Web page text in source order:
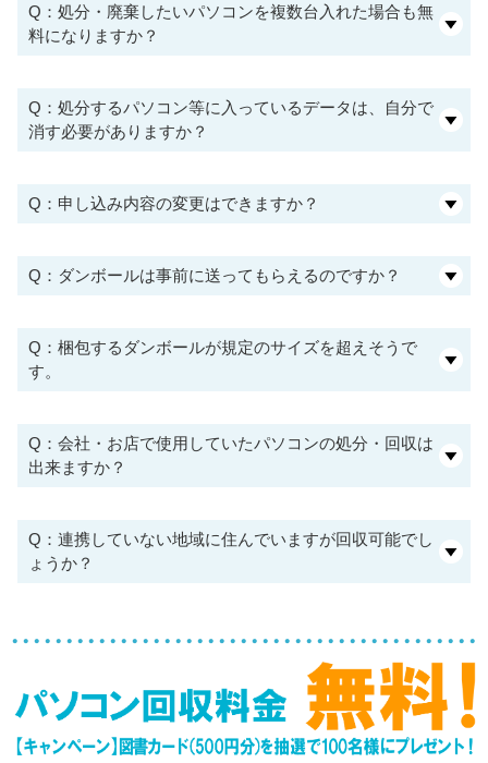
Q：処分・廃棄したいパソコンを複数台入れた場合も無
料になりますか？
Q：処分するパソコン等に入っているデータは、自分で
消す必要がありますか？
Q：申し込み内容の変更はできますか？
Q：ダンボールは事前に送ってもらえるのですか？
Q：梱包するダンボールが規定のサイズを超えそうで
す。
Q：会社・お店で使用していたパソコンの処分・回収は
出来ますか？
Q：連携していない地域に住んでいますが回収可能でし
ょうか？